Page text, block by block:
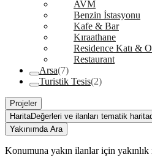
AVM
Benzin İstasyonu
Kafe & Bar
Kıraathane
Residence Katı &
Restaurant
Arsa(7)
Turistik Tesis(2)
Projeler
HaritaDeğerleri ve ilanları tematik
Yakınımda Ara
Konumuna yakın ilanlar için yakınlık